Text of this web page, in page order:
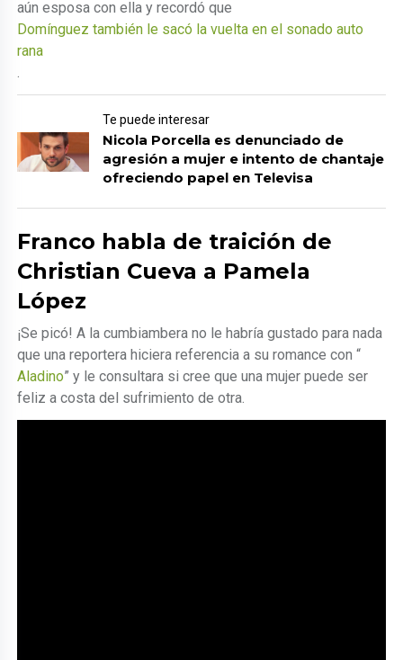
aún esposa con ella y recordó que
Domínguez también le sacó la vuelta en el sonado auto
rana
.
Te puede interesar
Nicola Porcella es denunciado de
agresión a mujer e intento de chantaje
ofreciendo papel en Televisa
Franco habla de traición de
Christian Cueva a Pamela
López
¡Se picó! A la cumbiambera no le habría gustado para nada
que una reportera hiciera referencia a su romance con “
Aladino” y le consultara si cree que una mujer puede ser
feliz a costa del sufrimiento de otra.